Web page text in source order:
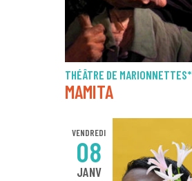
THÉÂTRE DE MARIONNETTES*
MAMITA
VENDREDI
08
JANV